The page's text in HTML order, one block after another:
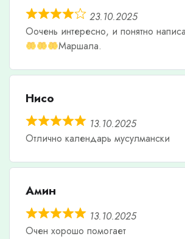
23.10.2025
Оочень интересно, и понятно
Маршала.
Нисо
13.10.2025
Отлично календарь мусулмански
Амин
13.10.2025
Очен хорошо помогает